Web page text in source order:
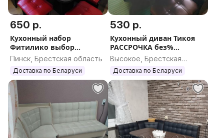
650 р.
Кухонный набор
Фитилико выбор
доставка РБ
Пинск, Брестская область
Доставка по Беларуси
530 р.
Кухонный диван Тикоя
РАССРОЧКА без%
доставка по РБ
Высокое, Брестская
область
Доставка по Беларуси